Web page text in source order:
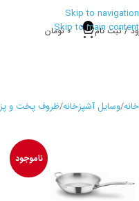
Skip to navigation
Skip to main content
/ ثبت نام 0
0 تومان
خانه وسایل آشپزخانه ظروف پخت و پز
ناموجود